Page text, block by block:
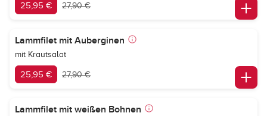
25,95 € 27,90 €
Lammfilet mit Auberginen
mit Krautsalat
25,95 € 27,90 €
Lammfilet mit weißen Bohnen